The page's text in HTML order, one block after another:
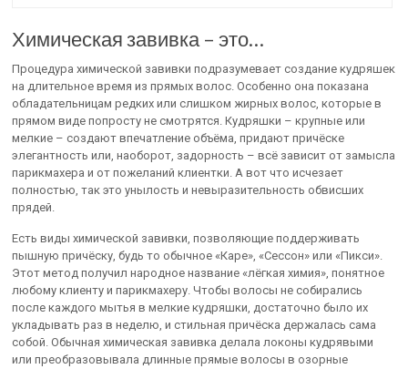
Химическая завивка – это…
Процедура химической завивки подразумевает создание кудряшек
на длительное время из прямых волос. Особенно она показана
обладательницам редких или слишком жирных волос, которые в
прямом виде попросту не смотрятся. Кудряшки – крупные или
мелкие – создают впечатление объёма, придают причёске
элегантность или, наоборот, задорность – всё зависит от замысла
парикмахера и от пожеланий клиентки. А вот что исчезает
полностью, так это унылость и невыразительность обвисших
прядей.
Есть виды химической завивки, позволяющие поддерживать
пышную причёску, будь то обычное «Каре», «Сессон» или «Пикси».
Этот метод получил народное название «лёгкая химия», понятное
любому клиенту и парикмахеру. Чтобы волосы не собирались
после каждого мытья в мелкие кудряшки, достаточно было их
укладывать раз в неделю, и стильная причёска держалась сама
собой. Обычная химическая завивка делала локоны кудрявыми
или преобразовывала длинные прямые волосы в озорные